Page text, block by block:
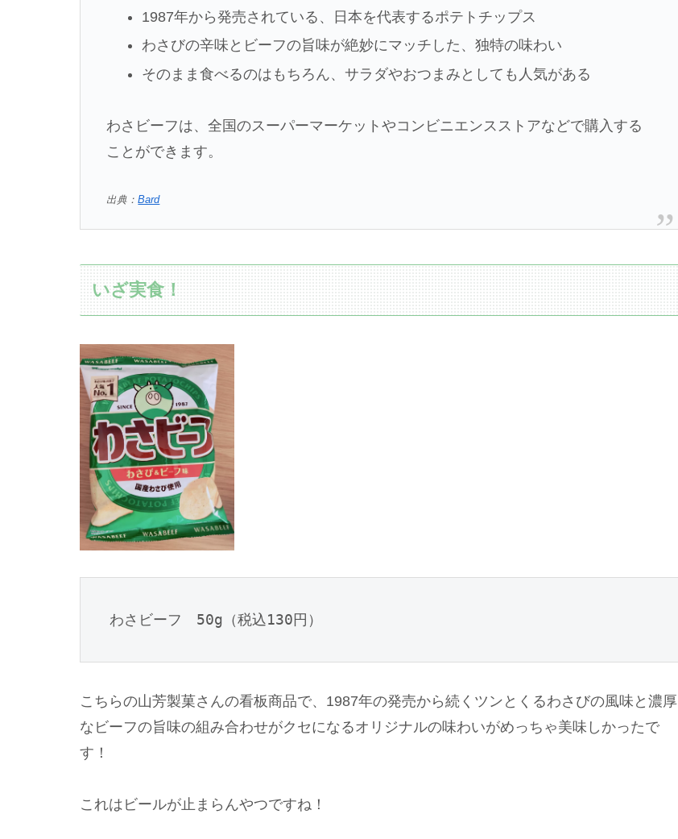
1987年から発売されている、日本を代表するポテトチップス
わさびの辛味とビーフの旨味が絶妙にマッチした、独特の味わい
そのまま食べるのはもちろん、サラダやおつまみとしても人気がある
わさビーフは、全国のスーパーマーケットやコンビニエンスストアなどで購入する
ことができます。
出典：Bard
いざ実食！
わさビーフ　50g（税込130円）
こちらの山芳製菓さんの看板商品で、1987年の発売から続くツンとくるわさびの風味と濃厚
なビーフの旨味の組み合わせがクセになるオリジナルの味わいがめっちゃ美味しかったで
す！
これはビールが止まらんやつですね！